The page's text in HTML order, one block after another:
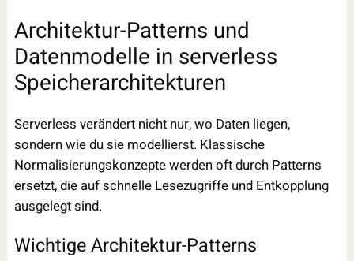
Architektur-Patterns und
Datenmodelle in serverless
Speicherarchitekturen
Serverless verändert nicht nur, wo Daten liegen,
sondern wie du sie modellierst. Klassische
Normalisierungskonzepte werden oft durch Patterns
ersetzt, die auf schnelle Lesezugriffe und Entkopplung
ausgelegt sind.
Wichtige Architektur-Patterns